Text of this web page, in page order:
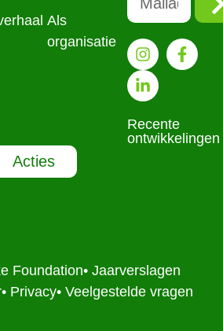
Als
organisatie
Recente
ontwikkelingen
Acties
Foundation• Jaarverslagen
• Privacy• Veelgestelde vragen